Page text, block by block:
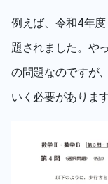
例えば、令和4年
題されました。や
の問題なのですが
いく必要があります